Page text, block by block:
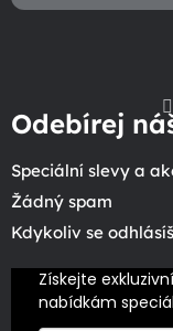
Odebírej
Speciální slevy a
Žádný spam
Kdykoliv se odhlásíš
Získejte
nabídkám